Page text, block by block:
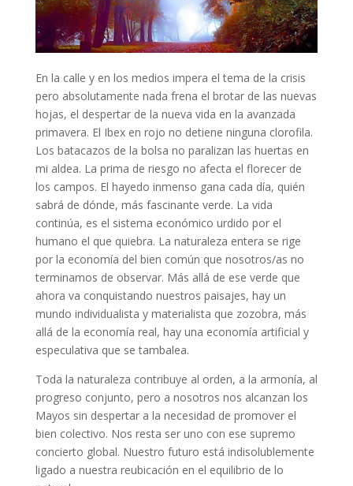
En la calle y en los medios impera el tema de la crisis
pero absolutamente nada frena el brotar de las nuevas
hojas, el despertar de la nueva vida en la avanzada
primavera. El Ibex en rojo no detiene ninguna clorofila.
Los batacazos de la bolsa no paralizan las huertas en
mi aldea. La prima de riesgo no afecta el florecer de
los campos. El hayedo inmenso gana cada día, quién
sabrá de dónde, más fascinante verde. La vida
continúa, es el sistema económico urdido por el
humano el que quiebra. La naturaleza entera se rige
por la economía del bien común que nosotros/as no
terminamos de observar. Más allá de ese verde que
ahora va conquistando nuestros paisajes, hay un
mundo individualista y materialista que zozobra, más
allá de la economía real, hay una economía artificial y
especulativa que se tambalea.
Toda la naturaleza contribuye al orden, a la armonía, al
progreso conjunto, pero a nosotros nos alcanzan los
Mayos sin despertar a la necesidad de promover el
bien colectivo. Nos resta ser uno con ese supremo
concierto global. Nuestro futuro está indisolublemente
ligado a nuestra reubicación en el equilibrio de lo